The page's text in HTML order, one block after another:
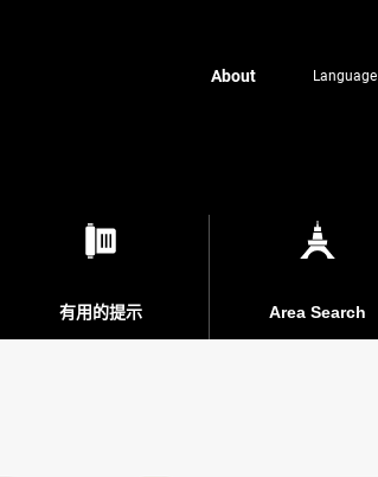
About Language
有用的提示 Area Search